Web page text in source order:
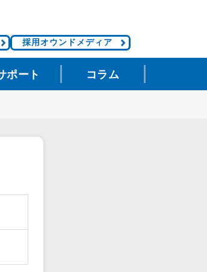
採用オウンドメディア
ポート コラム